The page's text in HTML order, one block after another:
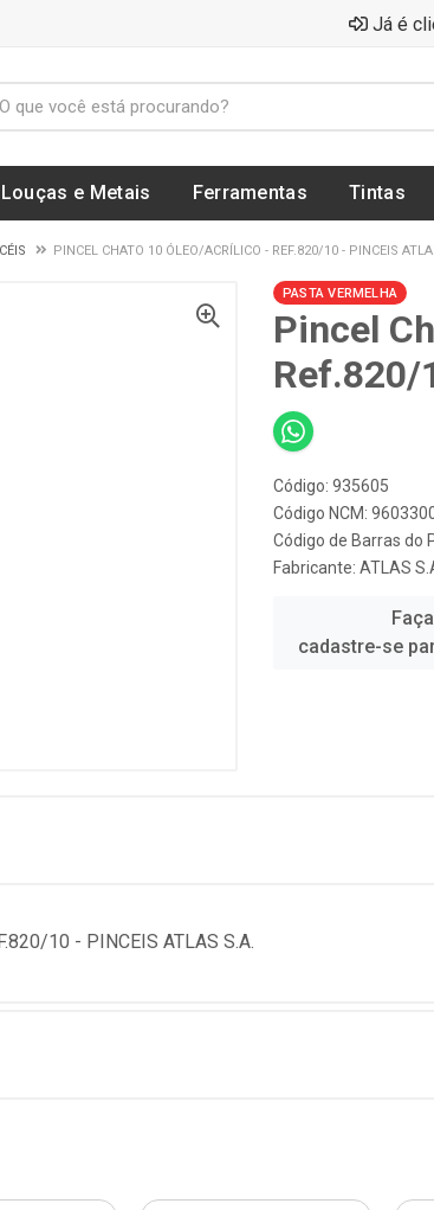
Já é
Louças e Metais Ferramentas Tintas
PINCEL CHATO 10 ÓLEO/ACRÍLICO - REF.820/10 - PINCEIS
PASTA VERMELHA
Pincel
Ref.820/
Código: 935605
Código NCM:
Código de Barras do
Fabricante: ATLAS
cadastre-se
10 - PINCEIS ATLAS S.A.